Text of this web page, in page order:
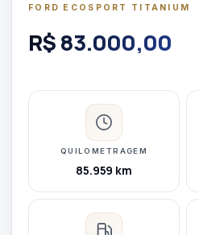
FORD ECOSPORT TITANIUM
R$ 83.000,00
QUILOMETRAGEM
85.959 km